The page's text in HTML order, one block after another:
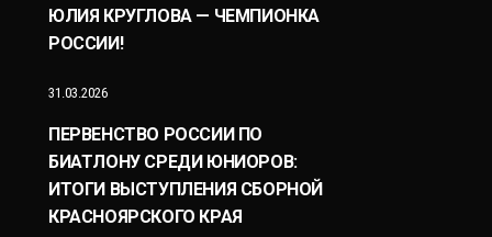
ЮЛИЯ КРУГЛОВА — ЧЕМПИОНКА
РОССИИ!
31.03.2026
ПЕРВЕНСТВО РОССИИ ПО
БИАТЛОНУ СРЕДИ ЮНИОРОВ:
ИТОГИ ВЫСТУПЛЕНИЯ СБОРНОЙ
КРАСНОЯРСКОГО КРАЯ